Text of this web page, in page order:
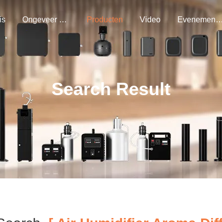
Ongeveer Ons Producten Video Evenementen
Search Result